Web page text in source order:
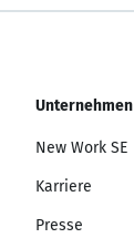
Unternehmen
New Work SE
Karriere
Presse